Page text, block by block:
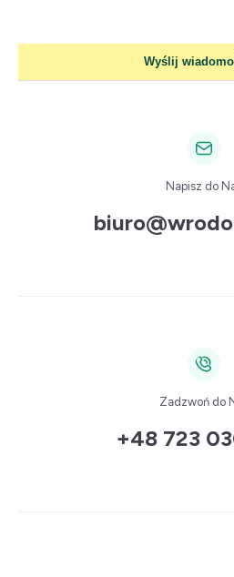
Wyślij
Napisz do
Zadzwoń do
+48 723